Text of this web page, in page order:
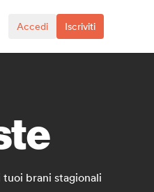
Accedi Iscriviti
brani stagionali